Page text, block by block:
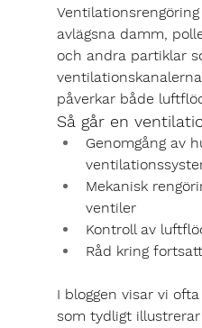
avlägsna damm,
och andra partiklar
påverkar både
Så går en
Genomgång av
Mekanisk
ventiler
Kontroll av
Råd kring
I bloggen visar vi
som tydligt